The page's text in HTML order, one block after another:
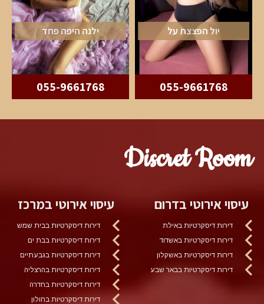
יול הפצצת על
055-9661768
ילנה היפה פחד
055-9661768
Discret Room
עיסוי אירוטי בדרום
דירות דיסקרטיות באילת
דירות דיסקרטיות באשדוד
דירות דיסקרטיות באשקלון
דירות דיסקרטיות בבאר שבע
עיסוי אירוטי במרכז
דירות דיסקרטיות בבית שמש
דירות דיסקרטיות בבת ים
דירות דיסקרטיות בגבעתיים
דירות דיסקרטיות בהרצליה
דירות דיסקרטיות בחדרה
דירות דיסקרטיות בחולון